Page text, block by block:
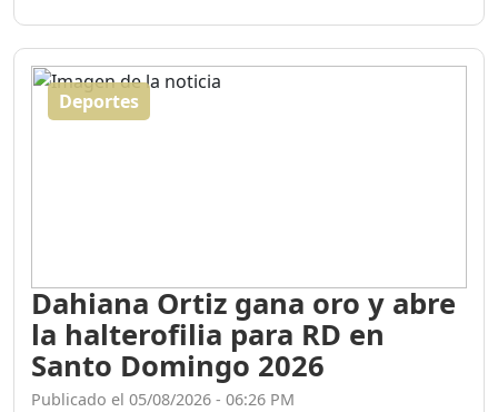
Deportes
Dahiana Ortiz gana oro y abre
la halterofilia para RD en
Santo Domingo 2026
Publicado el 05/08/2026 - 06:26 PM